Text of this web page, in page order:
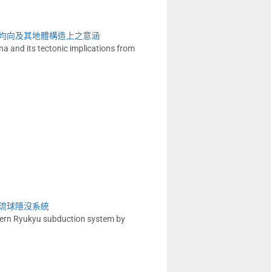
向及其地體構造上之意涵
and its tectonic implications from
球隱沒系統
Ryukyu subduction system by